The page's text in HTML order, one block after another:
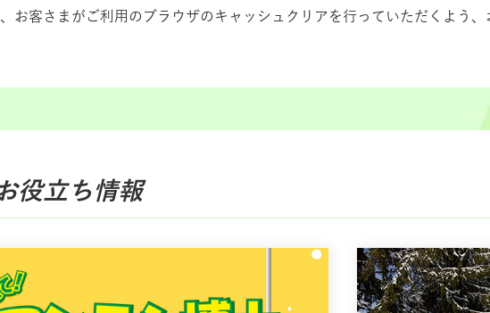
お客さまがご利用のブラウザのキャッシュクリアを行っていただくよう、
役立ち情報